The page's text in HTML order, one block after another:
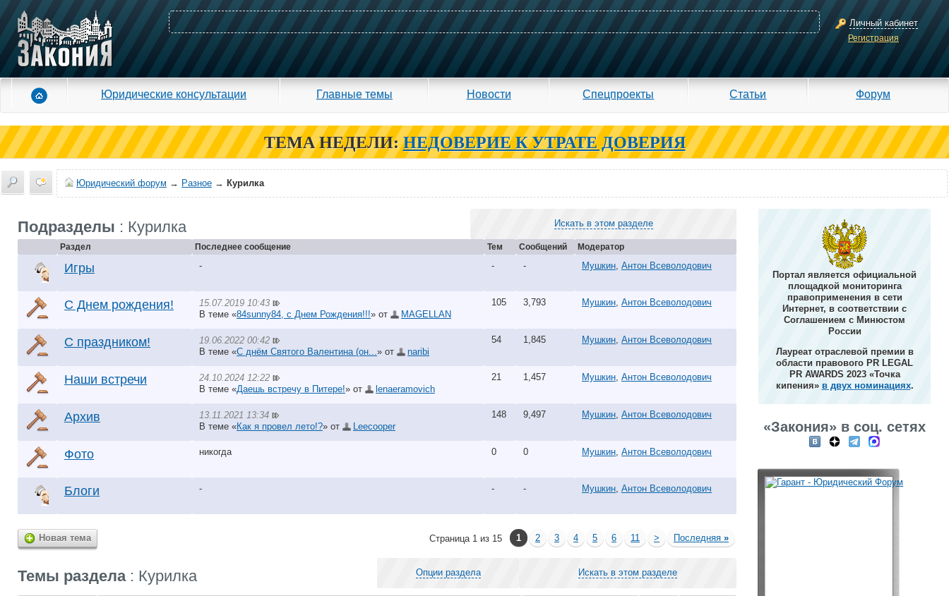
Личный кабинет
Регистрация
Юридические консультации Главные темы Новости Спецпроекты Статьи Форум
ТЕМА НЕДЕЛИ: НЕДОВЕРИЕ К УТРАТЕ ДОВЕРИЯ
Юридический форум → Разное → Курилка
Подразделы : Курилка Искать в этом разделе
Раздел Последнее сообщение Тем Сообщений Модератор
Игры - - - Мушкин, Антон Всеволодович
С Днем рождения!
15.07.2019 10:43
В теме «84sunny84, с Днем Рождения!!!» от MAGELLAN
105 3,793 Мушкин, Антон Всеволодович
С праздником!
19.06.2022 00:42
В теме «С днём Святого Валентина (он... » от naribi
54 1,845 Мушкин, Антон Всеволодович
Наши встречи
24.10.2024 12:22
В теме «Даешь встречу в Питере!» от lenaeramovich
21 1,457 Мушкин, Антон Всеволодович
Архив
13.11.2021 13:34
В теме «Как я провел лето!?» от Leecooper
148 9,497 Мушкин, Антон Всеволодович
Фото никогда 0 0 Мушкин, Антон Всеволодович
Блоги - - - Мушкин, Антон Всеволодович
Новая тема Страница 1 из 15 1 2 3 4 5 6 11 > Последняя »
Темы раздела: Курилка Опции раздела Искать в этом разделе
Портал является официальной
площадкой мониторинга
правоприменения в сети
Интернет, в соответствии с
Соглашением с Минюстом
России
Лауреат отраслевой премии в
области правового PR LEGAL
PR AWARDS 2023 «Точка
кипения» в двух номинациях.
«Закония» в соц. сетях